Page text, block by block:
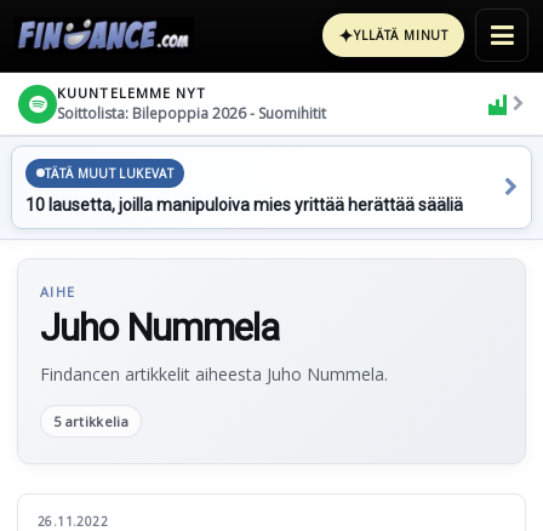
✦YLLÄTÄ MINUT
KUUNTELEMME NYT
Soittolista: Bilepoppia 2026 - Suomihitit
TÄTÄ MUUT LUKEVAT
10 lausetta, joilla manipuloiva mies yrittää herättää sääliä
AIHE
Juho Nummela
Findancen artikkelit aiheesta Juho Nummela.
5 artikkelia
26.11.2022